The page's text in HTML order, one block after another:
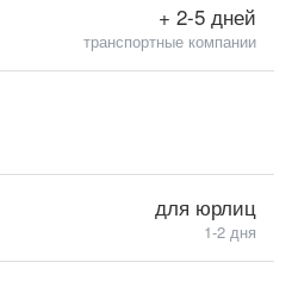
+ 2-5 дней
транспортные компании
для юрлиц
1-2 дня